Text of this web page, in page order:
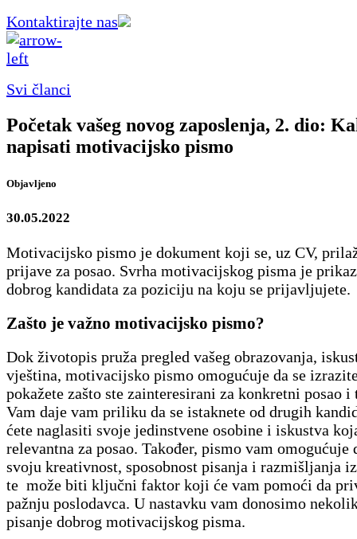
Kontaktirajte nas
Svi članci
Početak vašeg novog zaposlenja, 2. dio:
napisati motivacijsko pismo
Objavljeno
30.05.2022
Motivacijsko pismo je dokument koji se, uz CV,
prijave za posao. Svrha motivacijskog pisma je
dobrog kandidata za poziciju na koju se prijavljujete.
Zašto je važno motivacijsko pismo?
Dok životopis pruža pregled vašeg obrazovanja,
vještina, motivacijsko pismo omogućuje da se
pokažete zašto ste zainteresirani za konkretni posao
Vam daje vam priliku da se istaknete od drugih
ćete naglasiti svoje jedinstvene osobine i iskustva
relevantna za posao. Također, pismo vam omogućuje
svoju kreativnost, sposobnost pisanja i razmišljanja
te može biti ključni faktor koji će vam pomoći da
pažnju poslodavca. U nastavku vam donosimo
pisanje dobrog motivacijskog pisma.